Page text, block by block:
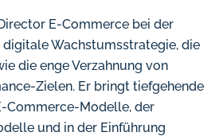
E-Commerce bei der
Wachstumsstrategie, die
die enge Verzahnung von
Zielen. Er bringt tiefgehende
Commerce-Modelle, der
und in der Einführung